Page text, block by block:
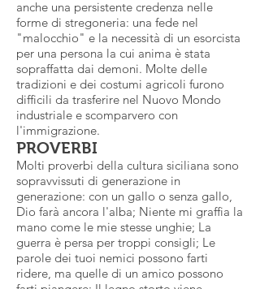
anche una persistente credenza nelle
forme di stregoneria: una fede nel
"malocchio" e la necessità di un esorcista
per una persona la cui anima è stata
sopraffatta dai demoni. Molte delle
tradizioni e dei costumi agricoli furono
difficili da trasferire nel Nuovo Mondo
industriale e scomparvero con
l'immigrazione.
PROVERBI
Molti proverbi della cultura siciliana sono
sopravvissuti di generazione in
generazione: con un gallo o senza gallo,
Dio farà ancora l'alba; Niente mi graffia la
mano come le mie stesse unghie; La
guerra è persa per troppi consigli; Le
parole dei tuoi nemici possono farti
ridere, ma quelle di un amico possono